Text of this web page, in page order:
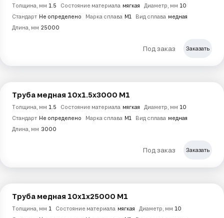
Толщина, мм 1.5 Состояние материала мягкая Диаметр, мм 10
Стандарт Не определено Марка сплава М1 Вид сплава медная
Длина, мм 25000
Под заказ Заказать
Труба медная 10х1.5х3000 М1
Толщина, мм 1.5 Состояние материала мягкая Диаметр, мм 10
Стандарт Не определено Марка сплава М1 Вид сплава медная
Длина, мм 3000
Под заказ Заказать
Труба медная 10х1х25000 М1
Толщина, мм 1 Состояние материала мягкая Диаметр, мм 10